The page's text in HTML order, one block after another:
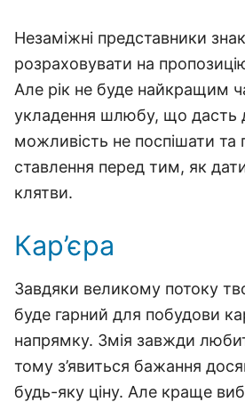
Незаміжні представники
розраховувати на
Але рік не буде найкращим
укладення шлюбу, що дасть
можливість не поспішати та
ставлення перед тим, як
клятви.
Кар’єра
Завдяки великому потоку
буде гарний для побудови
напрямку. Змія завжди
тому з’явиться бажання
будь-яку ціну. Але краще